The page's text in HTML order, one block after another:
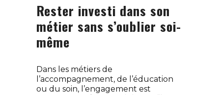
Rester investi dans son
métier sans s’oublier soi-
même
Dans les métiers de
l’accompagnement, de l’éducation
ou du soin, l’engagement est